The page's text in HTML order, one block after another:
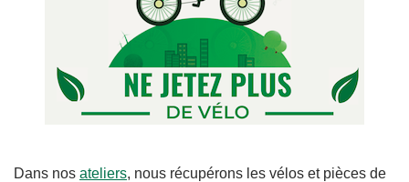
Dans nos ateliers, nous récupérons les vélos et pièces de